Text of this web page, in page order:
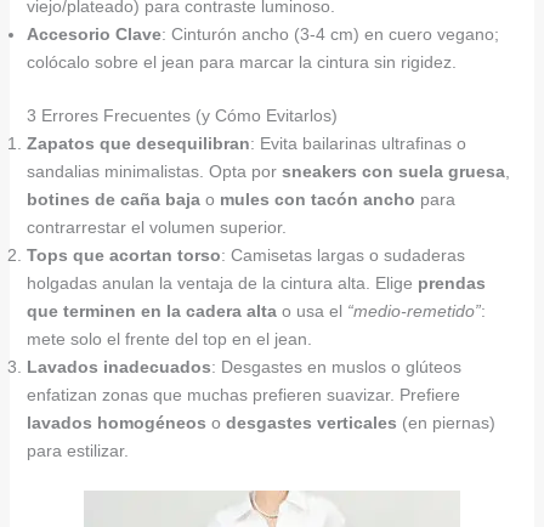
viejo/plateado) para contraste luminoso.
Accesorio Clave: Cinturón ancho (3-4 cm) en cuero vegano;
colócalo sobre el jean para marcar la cintura sin rigidez.
3 Errores Frecuentes (y Cómo Evitarlos)
Zapatos que desequilibran: Evita bailarinas ultrafinas o
sandalias minimalistas. Opta por sneakers con suela gruesa,
botines de caña bajao mules con tacón ancho para
contrarrestar el volumen superior.
Tops que acortan torso: Camisetas largas o sudaderas
holgadas anulan la ventaja de la cintura alta. Elige prendas
que terminen en la cadera altao usa el “medio-remetido”:
mete solo el frente del top en el jean.
Lavados inadecuados: Desgastes en muslos o glúteos
enfatizan zonas que muchas prefieren suavizar. Prefiere
lavados homogéneos o desgastes verticales (en piernas)
para estilizar.